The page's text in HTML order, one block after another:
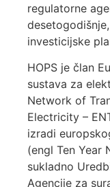
regulatorne
investicijske
HOPS je član
sustava za
Network of
Electricity –
izradi
(engl Ten Year
sukladno
Agencije za